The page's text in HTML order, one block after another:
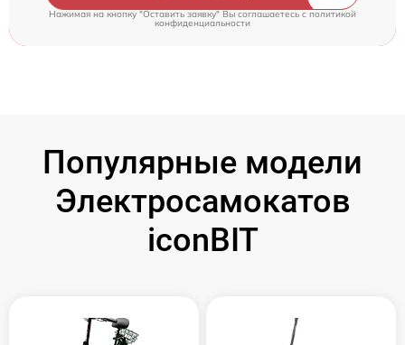
Нажимая на кнопку "Оставить заявку" Вы соглашаетесь cполитикой
конфиденциальности
Популярные модели
Электросамокатов
iconBIT